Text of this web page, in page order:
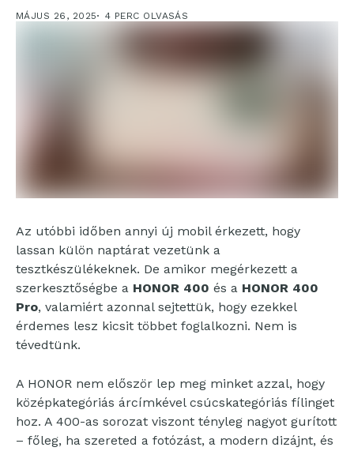
MÁJUS 26, 2025 4 PERC OLVASÁS
Az utóbbi időben annyi új mobil érkezett, hogy
lassan külön naptárat vezetünk a
tesztkészülékeknek. De amikor megérkezett a
szerkesztőségbe a HONOR 400 és a HONOR 400
Pro, valamiért azonnal sejtettük, hogy ezekkel
érdemes lesz kicsit többet foglalkozni. Nem is
tévedtünk.
A HONOR nem először lep meg minket azzal, hogy
középkategóriás árcímkével csúcskategóriás fílinget
hoz. A 400-as sorozat viszont tényleg nagyot gurított
– főleg, ha szereted a fotózást, a modern dizájnt, és